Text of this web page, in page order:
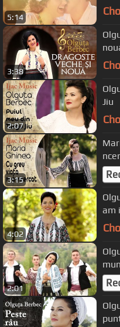
5:14
3:38
2:07
Jiu
3:15
4:02
am
2:01